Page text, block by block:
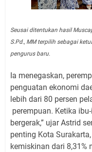
Seusai ditentukan hasil
S.Pd., MM terpilih sebagai
pengurus baru.
Ia menegaskan,
penguatan ekonomi
lebih dari 80 persen
perempuan. Ketika
bergerak,” ujar Astrid
penting Kota
kemiskinan dari 8,31%